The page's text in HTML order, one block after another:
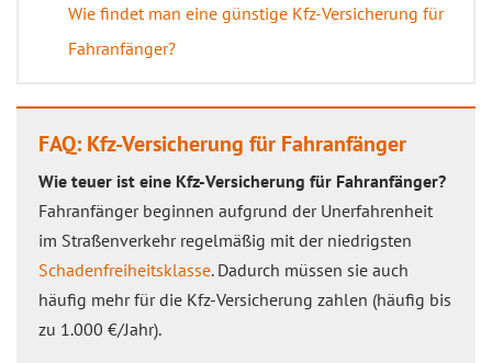
Wie findet man eine günstige Kfz-Versicherung für
Fahranfänger?
FAQ: Kfz-Versicherung für Fahranfänger
Wie teuer ist eine Kfz-Versicherung für Fahranfänger?
Fahranfänger beginnen aufgrund der Unerfahrenheit
im Straßenverkehr regelmäßig mit der niedrigsten
Schadenfreiheitsklasse. Dadurch müssen sie auch
häufig mehr für die Kfz-Versicherung zahlen (häufig bis
zu 1.000 €/Jahr).